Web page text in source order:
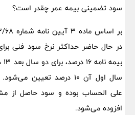
سود تضمینی بیمه عمر چقدر است؟
در حال حاضر حداکثر نرخ سود فنی
سال اول آن ۱۰ درصد تعیین
علی الحساب بوده و سود حاصل از
افزوده می‌شود.